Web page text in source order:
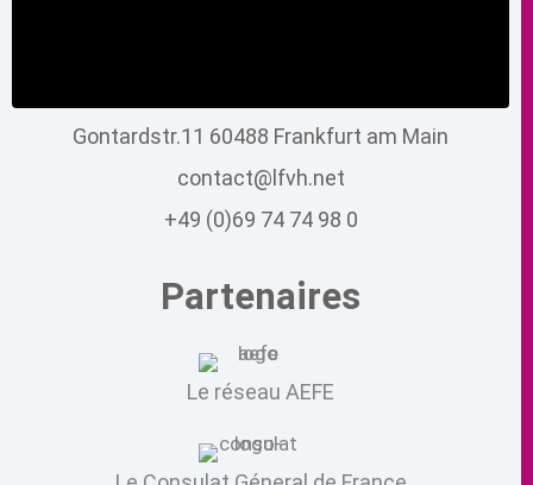
Gontardstr.11 60488 Frankfurt am Main
contact@lfvh.net
+49 (0)69 74 74 98 0
Partenaires
Le réseau AEFE